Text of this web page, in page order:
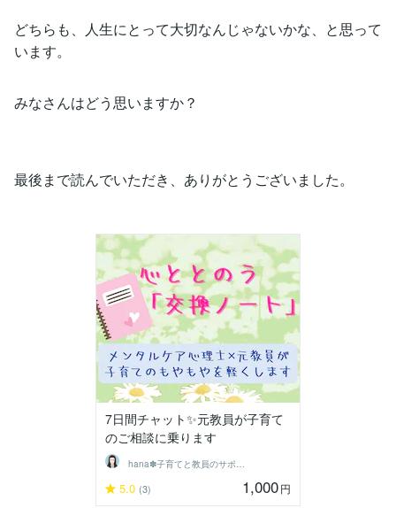
どちらも、人生にとって大切なんじゃないかな、と思って
います。
みなさんはどう思いますか？
最後まで読んでいただき、ありがとうございました。
7日間チャット✨元教員が子育て
のご相談に乗ります
hana✽子育てと教員のサポーター
5.0 (3) 1,000円